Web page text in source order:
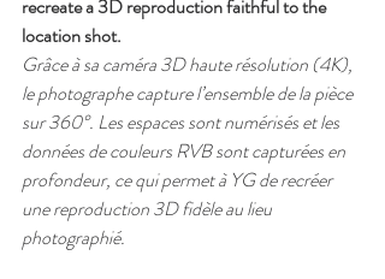
recreate a 3D reproduction faithful to the
location shot.
Grâce à sa caméra 3D haute résolution (4K),
le photographe capture l’ensemble de la pièce
sur 360°. Les espaces sont numérisés et les
données de couleurs RVB sont capturées en
profondeur, ce qui permet à YG de recréer
une reproduction 3D fidèle au lieu
photographié.